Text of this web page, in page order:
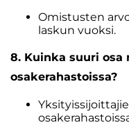
Omistusten
laskun vuoksi.
8. Kuinka suuri osa
osakerahastoissa?